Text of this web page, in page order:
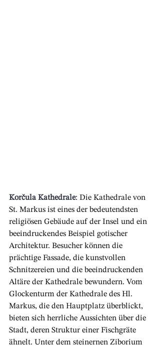
Korčula Kathedrale: Die Kathedrale von
St. Markus ist eines der bedeutendsten
religiösen Gebäude auf der Insel und ein
beeindruckendes Beispiel gotischer
Architektur. Besucher können die
prächtige Fassade, die kunstvollen
Schnitzereien und die beeindruckenden
Altäre der Kathedrale bewundern. Vom
Glockenturm der Kathedrale des Hl.
Markus, die den Hauptplatz überblickt,
bieten sich herrliche Aussichten über die
Stadt, deren Struktur einer Fischgräte
ähnelt. Unter dem steinernen Ziborium